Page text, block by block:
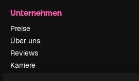
Unternehmen
Preise
Über uns
Reviews
Karriere